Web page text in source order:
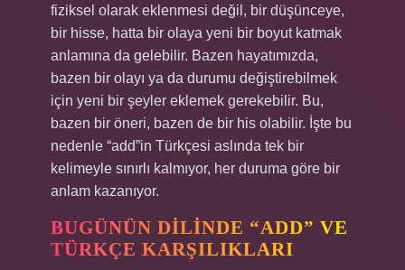
fiziksel olarak eklenmesi değil, bir düşünceye,
bir hisse, hatta bir olaya yeni bir boyut katmak
anlamına da gelebilir. Bazen hayatımızda,
bazen bir olayı ya da durumu değiştirebilmek
için yeni bir şeyler eklemek gerekebilir. Bu,
bazen bir öneri, bazen de bir his olabilir. İşte bu
nedenle “add”in Türkçesi aslında tek bir
kelimeyle sınırlı kalmıyor, her duruma göre bir
anlam kazanıyor.
BUGÜNÜN DILINDE “ADD” VE
TÜRKÇE KARŞILIKLARI